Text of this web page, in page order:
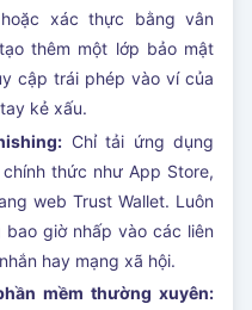
xác thực bằng vân
thêm một lớp bảo mật
cập trái phép vào ví của
kẻ xấu.
Chỉ tải ứng dụng
thức như App Store,
web Trust Wallet. Luôn
giờ nhấp vào các liên
hay mạng xã hội.
mềm thường xuyên: